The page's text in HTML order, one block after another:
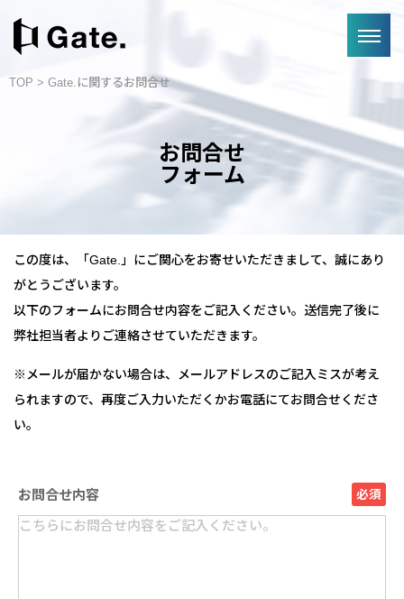
TOP > Gate.に関するお問合せ
お問合せ
フォーム
この度は、「Gate.」にご関心をお寄せいただきまして、誠にあり
がとうございます。
以下のフォームにお問合せ内容をご記入ください。送信完了後に
弊社担当者よりご連絡させていただきます。
※メールが届かない場合は、メールアドレスのご記入ミスが考え
られますので、再度ご入力いただくかお電話にてお問合せくださ
い。
お問合せ内容 必須